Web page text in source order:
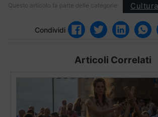
Questo articolo fa parte delle categorie: Cultura
Condividi
Articoli Correlati